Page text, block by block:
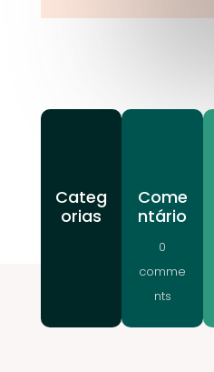
Categ
orias
Come
ntário
0
comme
nts